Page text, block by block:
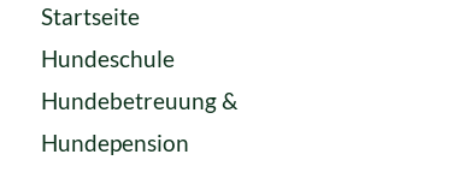
Startseite
Hundeschule
Hundebetreuung &
Hundepension